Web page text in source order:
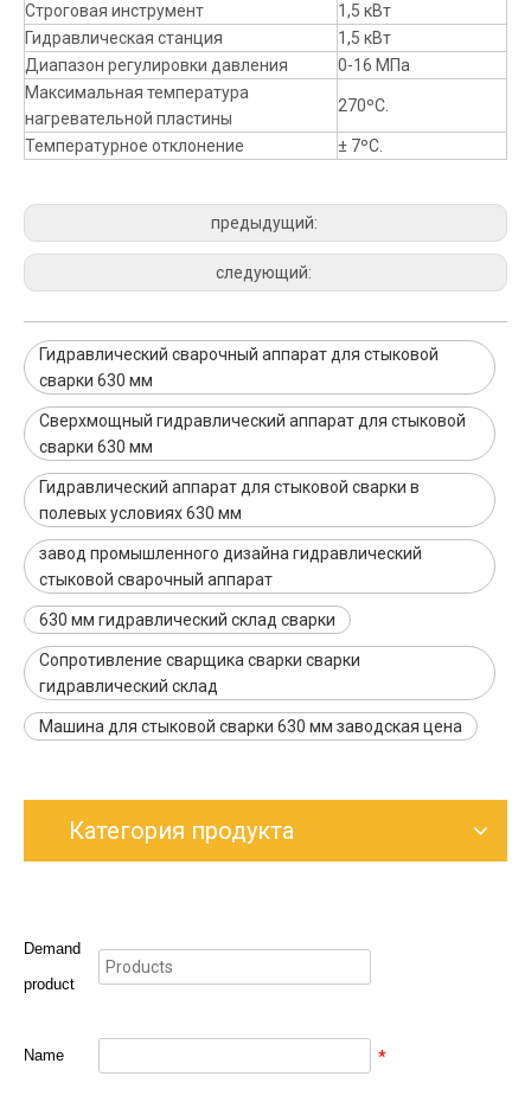
Строговая инструмент
1,5 кВт
Гидравлическая станция
1,5 кВт
Диапазон регулировки давления
0-16 МПа
Максимальная температура
нагревательной пластины
270ºC.
Температурное отклонение ± 7ºC.
предыдущий:
следующий:
Гидравлический сварочный аппарат для стыковой
сварки 630 мм
Сверхмощный гидравлический аппарат для стыковой
сварки 630 мм
Гидравлический аппарат для стыковой сварки в
полевых условиях 630 мм
завод промышленного дизайна гидравлический
стыковой сварочный аппарат
630 мм гидравлический склад сварки
Сопротивление сварщика сварки сварки
гидравлический склад
Машина для стыковой сварки 630 мм заводская цена
Категория продукта
Demand
product
Name *